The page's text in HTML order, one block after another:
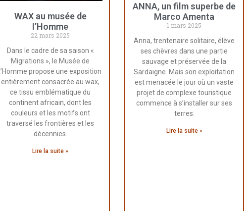
WAX au musée de
l’Homme
22 mars 2025
Dans le cadre de sa saison «
Migrations », le Musée de
l’Homme propose une exposition
entièrement consacrée au wax,
ce tissu emblématique du
continent africain, dont les
couleurs et les motifs ont
traversé les frontières et les
décennies.
Lire la suite »
ANNA, un film superbe de
Marco Amenta
1 mars 2025
Anna, trentenaire solitaire, élève
ses chèvres dans une partie
sauvage et préservée de la
Sardaigne. Mais son exploitation
est menacée le jour où un vaste
projet de complexe touristique
commence à s’installer sur ses
terres.
Lire la suite »